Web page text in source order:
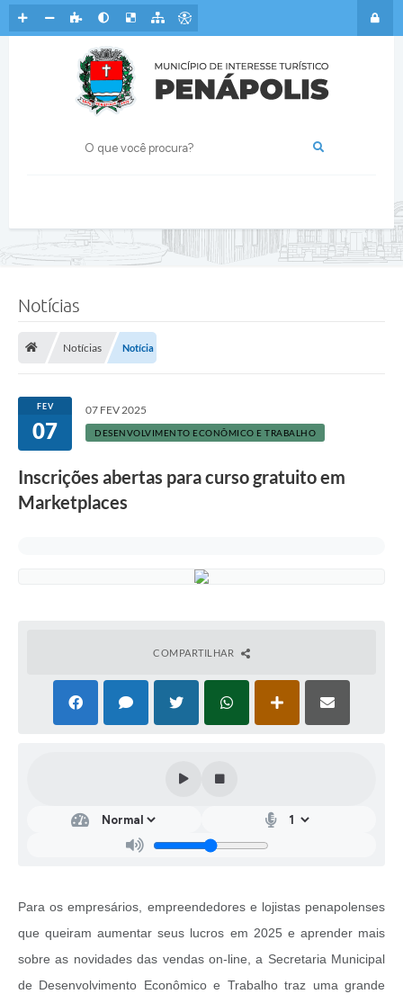
Notícias
Notícias Notícia
FEV
07
07 FEV 2025
DESENVOLVIMENTO ECONÔMICO E TRABALHO
Inscrições abertas para curso gratuito em
Marketplaces
COMPARTILHAR
Para os empresários, empreendedores e lojistas penapolenses
que queiram aumentar seus lucros em 2025 e aprender mais
sobre as novidades das vendas on-line, a Secretaria Municipal
de Desenvolvimento Econômico e Trabalho traz uma grande